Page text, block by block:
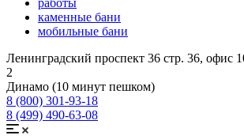
каменные бани
мобильные бани
Ленинградский проспект 36 стр. 36, офис
2
Динамо (10 минут пешком)
8 (800) 301-93-18
8 (499) 490-63-08